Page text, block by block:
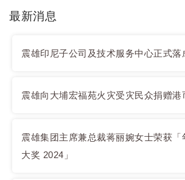
最新消息
震雄印尼子公司及技术服务中心正式落
震雄向大埔宏福苑火灾受灾民众捐赠港
震雄集团主席兼总裁蒋丽婉女士荣获「
大奖 2024」